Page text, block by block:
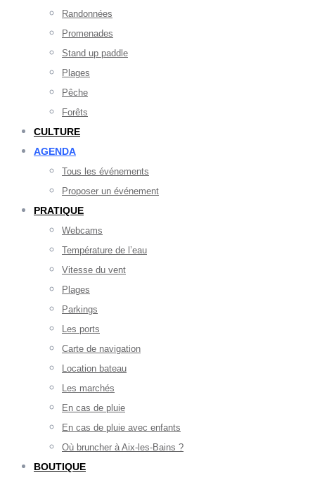
Randonnées
Promenades
Stand up paddle
Plages
Pêche
Forêts
CULTURE
AGENDA
Tous les événements
Proposer un événement
PRATIQUE
Webcams
Température de l’eau
Vitesse du vent
Plages
Parkings
Les ports
Carte de navigation
Location bateau
Les marchés
En cas de pluie
En cas de pluie avec enfants
Où bruncher à Aix-les-Bains ?
BOUTIQUE